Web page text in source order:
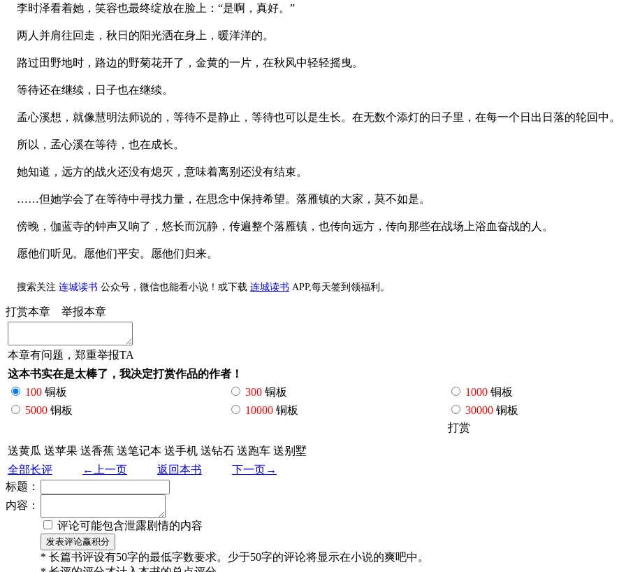
李时泽看着她，笑容也最终绽放在脸上：“是啊，真好。”
两人并肩往回走，秋日的阳光洒在身上，暖洋洋的。
路过田野地时，路边的野菊花开了，金黄的一片，在秋风中轻轻摇曳。
等待还在继续，日子也在继续。
孟心溪想，就像慧明法师说的，等待不是静止，等待也可以是生长。在无数个添灯的日子里，在每一个日出日落的轮回中。
所以，孟心溪在等待，也在成长。
她知道，远方的战火还没有熄灭，意味着离别还没有结束。
……但她学会了在等待中寻找力量，在思念中保持希望。落雁镇的大家，莫不如是。
傍晚，伽蓝寺的钟声又响了，悠长而沉静，传遍整个落雁镇，也传向远方，传向那些在战场上浴血奋战的人。
愿他们听见。愿他们平安。愿他们归来。
搜索关注 连城读书 公众号，微信也能看小说！或下载 连城读书 APP,每天签到领福利。
打赏本章 举报本章
本章有问题，郑重举报TA
这本书实在是太棒了，我决定打赏作品的作者！
100 铜板 300 铜板 1000 铜板
5000 铜板 10000 铜板 30000 铜板
打赏
送黄瓜 送苹果 送香蕉 送笔记本 送手机 送钻石 送跑车 送别墅
全部长评
←上一页 返回本书
下一页→
标题：
内容：
评论可能包含泄露剧情的内容
* 长篇书评设有50字的最低字数要求。少于50字的评论将显示在小说的爽吧中。